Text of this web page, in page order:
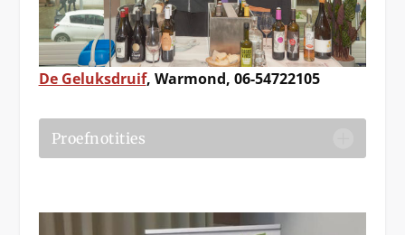
De Geluksdruif, Warmond, 06-54722105
Proefnotities